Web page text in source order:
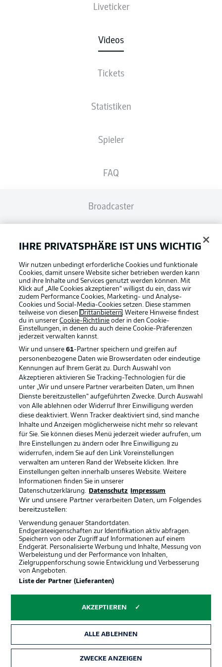
Liveticker
Videos
Tickets
Statistiken
Spieler
FAQ
Broadcaster
Bundesliga App
Fantasy Manager
#BundesligaWIRKT
Common Ground
Mitfahrportal
BUNDESLIGA-GRUPPE
Sprachauswahl
Deutsch Anzeige Modus
Login
Football as it's meant to be
BUNDESLIGA APP
Offizielle Partner
IHRE PRIVATSPHÄRE IST UNS WICHTIG
Wir nutzen unbedingt erforderliche Cookies und funktionale
Cookies, damit unsere Website sicher betrieben werden kann
und ihre Inhalte und Services genutzt werden können. Mit
Klick auf „Alle Cookies akzeptieren“ willigst du ein, dass wir
zudem Performance Cookies, Marketing- und Analyse-
Cookies und Social-Media-Cookies setzen. Diese stammen
teilweise von diesen Drittanbietern. Weitere Hinweise findest
du in unsererCookie-Richtlinie oder in den Cookie-
Einstellungen, in denen du auch deine Cookie-Präferenzen
jederzeit verwalten kannst.
Wir und unsere61-Partner speichern und greifen auf
personenbezogene Daten wie Browserdaten oder eindeutige
Kennungen auf Ihrem Gerät zu. Durch Auswahl von
Akzeptieren aktivieren Sie Tracking-Technologien für die
unter „Wir und unsere Partner verarbeiten Daten, um Ihnen
Dienste bereitzustellen“ aufgeführten Zwecke. Durch Auswahl
von Alle ablehnen oder Widerruf Ihrer Einwilligung werden
diese deaktiviert. Wenn Tracker deaktiviert sind, sind manche
Inhalte und Anzeigen möglicherweise nicht mehr so relevant
für Sie. Sie können dieses Menü jederzeit wieder aufrufen, um
Ihre Einstellungen zu ändern oder Ihre Einwilligung zu
widerrufen, indem Sie auf den Link Voreinstellungen
verwalten am unteren Rand der Webseite klicken. Ihre
Einstellungen gelten innerhalb unseres Website. Weitere
Informationen finden Sie in unserer
Datenschutzerklärung.
Datenschutz Impressum
Wir und unsere Partner verarbeiten Daten, um Folgendes
bereitzustellen:
Verwendung genauer Standortdaten.
Endgeräteeigenschaften zur Identifikation aktiv abfragen.
Speichern von oder Zugriff auf Informationen auf einem
Endgerät. Personalisierte Werbung und Inhalte, Messung von
Werbeleistung und der Performance von Inhalten,
Zielgruppenforschung sowie Entwicklung und Verbesserung
von Angeboten.
Liste der Partner (Lieferanten)
AKZEPTIEREN
ALLE ABLEHNEN
ZWECKE ANZEIGEN